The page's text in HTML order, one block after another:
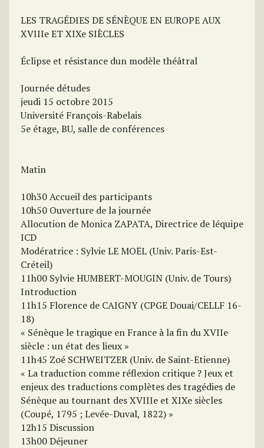
LES TRAGÉDIES DE SÉNÈQUE EN EUROPE AUX
XVIIIe ET XIXe SIÈCLES
Éclipse et résistance dun modèle théâtral
Journée détudes
jeudi 15 octobre 2015
Université François-Rabelais
5e étage, BU, salle de conférences
Matin
10h30 Accueil des participants
10h50 Ouverture de la journée
Allocution de Monica ZAPATA, Directrice de léquipe
ICD
Modératrice : Sylvie LE MOËL (Univ. Paris-Est-
Créteil)
11h00 Sylvie HUMBERT-MOUGIN (Univ. de Tours)
Introduction
11h15 Florence de CAIGNY (CPGE Douai/CELLF 16-
18)
« Sénèque le tragique en France à la fin du XVIIe
siècle : un état des lieux »
11h45 Zoé SCHWEITZER (Univ. de Saint-Etienne)
« La traduction comme réflexion critique ? Jeux et
enjeux des traductions complètes des tragédies de
Sénèque au tournant des XVIIIe et XIXe siècles
(Coupé, 1795 ; Levée-Duval, 1822) »
12h15 Discussion
13h00 Déjeuner